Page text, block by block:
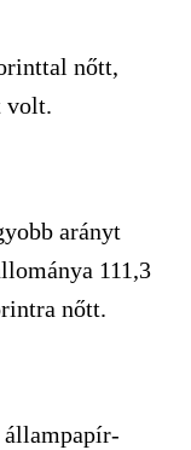
nőtt,
volt.
arányt
111,3
nőtt.
állampapír-